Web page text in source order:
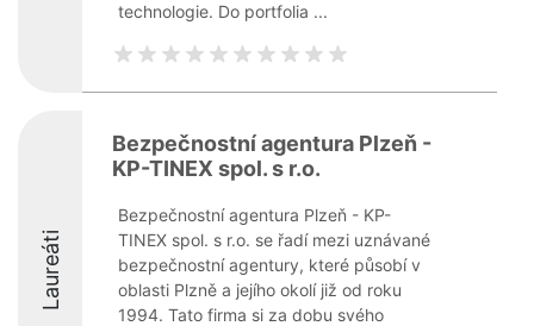
technologie. Do portfolia ...
Laureáti
Bezpečnostní agentura Plzeň -
KP-TINEX spol. s r.o.
Bezpečnostní agentura Plzeň - KP-
TINEX spol. s r.o. se řadí mezi uznávané
bezpečnostní agentury, které působí v
oblasti Plzně a jejího okolí již od roku
1994. Tato firma si za dobu svého